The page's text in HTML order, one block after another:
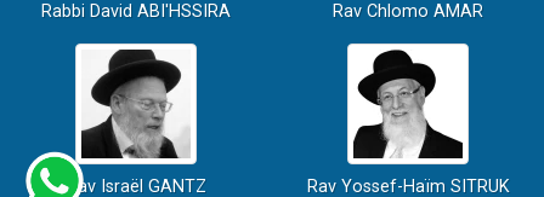
Rabbi David ABI'HSSIRA Rav Chlomo AMAR
Rav Israël GANTZ Rav Yossef-Haïm SITRUK